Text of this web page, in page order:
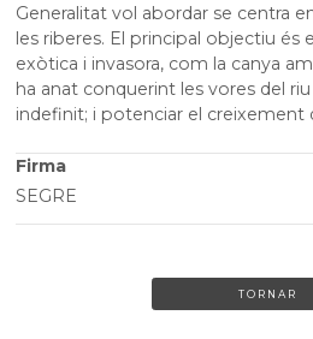
Generalitat vol abordar se centra
les riberes. El principal objectiu és
exòtica i invasora, com la canya
ha anat conquerint les vores del
indefinit; i potenciar el creixement
Firma
SEGRE
TORNAR